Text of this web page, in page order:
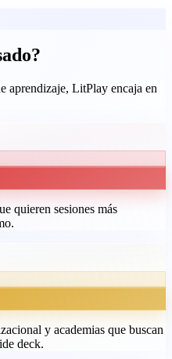
aprendizaje, LitPlay encaja en
quieren sesiones más
y academias que buscan
deck.